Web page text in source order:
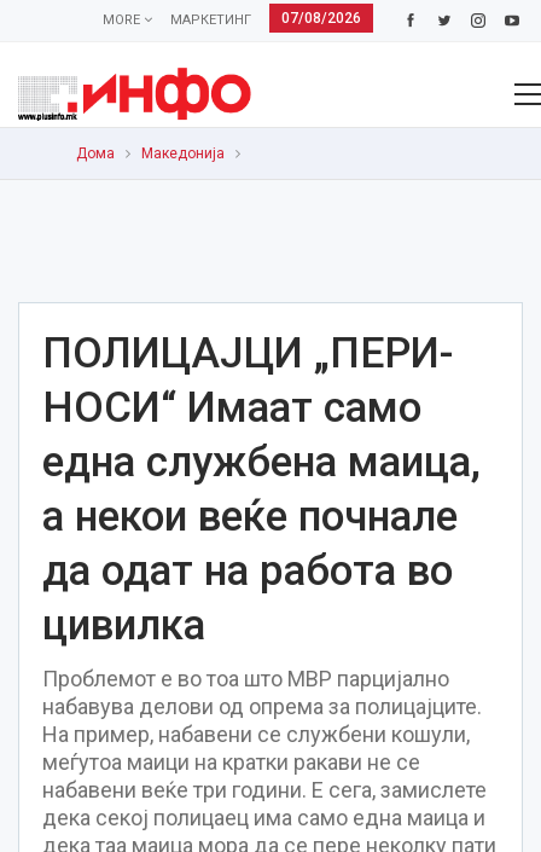
07/08/2026
МАРКЕТИНГ
MORE
Дома Македонија
ПОЛИЦАЈЦИ „ПЕРИ-
НОСИ“ Имаат само
една службена маица,
а некои веќе почнале
да одат на работа во
цивилка
Проблемот е во тоа што МВР парцијално
набавува делови од опрема за полицајците.
На пример, набавени се службени кошули,
меѓутоа маици на кратки ракави не се
набавени веќе три години. Е сега, замислете
дека секој полицаец има само една маица и
дека таа маица мора да се пере неколку пати